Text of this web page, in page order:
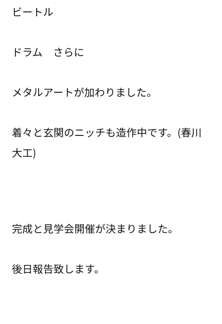
ビートル
ドラム さらに
メタルアートが加わりました。
着々と玄関のニッチも造作中です。(春川
大工)
完成と見学会開催が決まりました。
後日報告致します。